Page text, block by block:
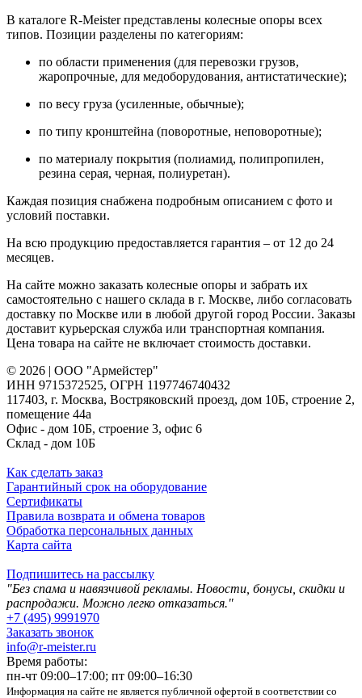
В каталоге R-Meister представлены колесные опоры всех
типов. Позиции разделены по категориям:
по области применения (для перевозки грузов,
жаропрочные, для медоборудования, антистатические);
по весу груза (усиленные, обычные);
по типу кронштейна (поворотные, неповоротные);
по материалу покрытия (полиамид, полипропилен,
резина серая, черная, полиуретан).
Каждая позиция снабжена подробным описанием с фото и
условий поставки.
На всю продукцию предоставляется гарантия – от 12 до 24
месяцев.
На сайте можно заказать колесные опоры и забрать их
самостоятельно с нашего склада в г. Москве, либо согласовать
доставку по Москве или в любой другой город России. Заказы
доставит курьерская служба или транспортная компания.
Цена товара на сайте не включает стоимость доставки.
© 2026 | ООО "Армейстер"
ИНН 9715372525, ОГРН 1197746740432
117403, г. Москва, Востряковский проезд, дом 10Б, строение 2,
помещение 44а
Офис - дом 10Б, строение 3, офис 6
Склад - дом 10Б
Как сделать заказ
Гарантийный срок на оборудование
Сертификаты
Правила возврата и обмена товаров
Обработка персональных данных
Карта сайта
Подпишитесь на рассылку
"Без спама и навязчивой рекламы. Новости, бонусы, скидки и
распродажи. Можно легко отказаться."
+7 (495) 9991970
Заказать звонок
info@r-meister.ru
Время работы:
пн-чт 09:00–17:00; пт 09:00–16:30
Информация на сайте не является публичной офертой в соответствии со